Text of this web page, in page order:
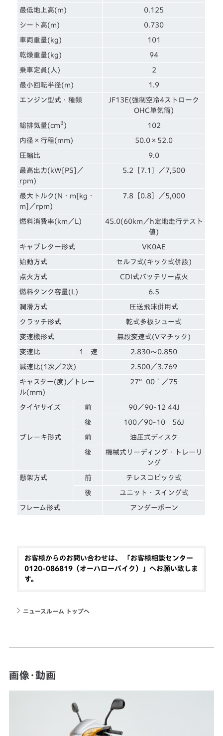
最低地上高(m) 0.125
シート高(m) 0.730
車両重量(kg) 101
乾燥重量(kg) 94
乗車定員(人) 2
最小回転半径(m) 1.9
エンジン型式・種類
JF13E(強制空冷4ストローク
OHC単気筒)
総排気量(cm 3 ) 102
内径×行程(mm) 50.0×52.0
圧縮比 9.0
最高出力(kW[PS]／
rpm)
5.2［7.1］／7,500
最大トルク(N・m[kg・
m]／rpm)
7.8［0.8］／5,000
燃料消費率(km／L)
45.0(60km／h定地走行テスト
値)
キャブレター形式 VK0AE
始動方式 セルフ式(キック式併設)
点火方式 CDI式バッテリー点火
燃料タンク容量(L) 6.5
潤滑方式 圧送飛沫併用式
クラッチ形式 乾式多板シュー式
変速機形式 無段変速式(Vマチック)
変速比 1 速 2.830～0.850
減速比(1次／2次) 2.500／3.769
キャスター(度)／トレー
ル(mm)
27°00´／75
タイヤサイズ 前 90／90-12 44J
後 100／90-10 56J
ブレーキ形式 前 油圧式ディスク
後
機械式リーディング・トレーリ
ング
懸架方式 前 テレスコピック式
後 ユニット・スイング式
フレーム形式 アンダーボーン
お客様からのお問い合わせは、 「お客様相談センター
0120-086819（オーハローバイク）」へお願い致しま
す。
ニュースルーム トップへ
画像・動画